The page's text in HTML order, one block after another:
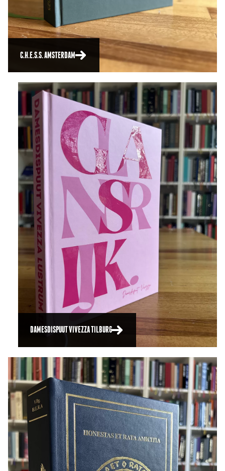
C.H.E.S.S. AMSTERDAM
DAMESDISPUUT VIVEZZA TILBURG